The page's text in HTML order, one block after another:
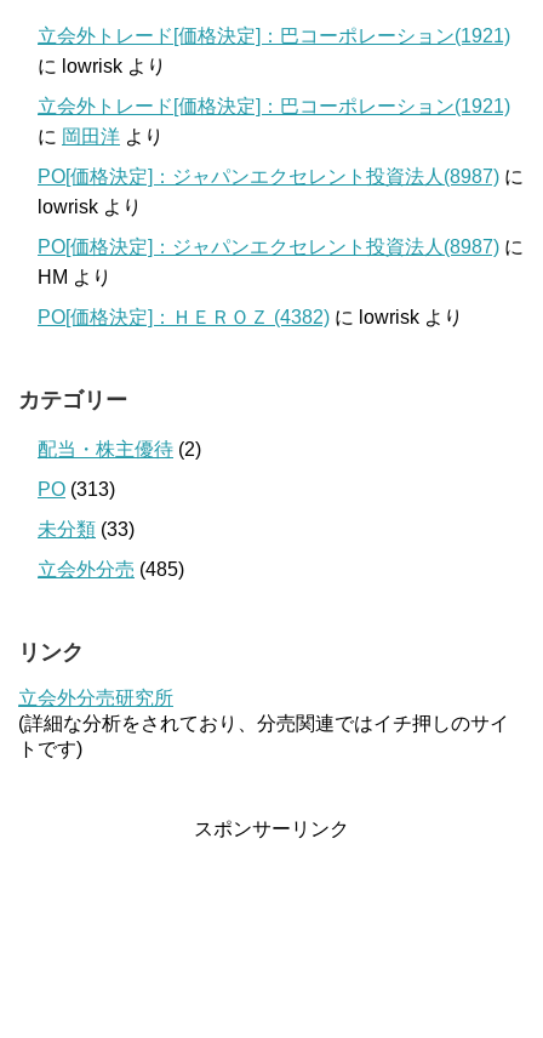
立会外トレード[価格決定]：巴コーポレーション(1921)
に lowrisk より
立会外トレード[価格決定]：巴コーポレーション(1921)
に 岡田洋 より
PO[価格決定]：ジャパンエクセレント投資法人(8987) に
lowrisk より
PO[価格決定]：ジャパンエクセレント投資法人(8987) に
HM より
PO[価格決定]：ＨＥＲＯＺ (4382) に lowrisk より
カテゴリー
配当・株主優待 (2)
PO (313)
未分類 (33)
立会外分売 (485)
リンク
立会外分売研究所
(詳細な分析をされており、分売関連ではイチ押しのサイ
トです)
スポンサーリンク